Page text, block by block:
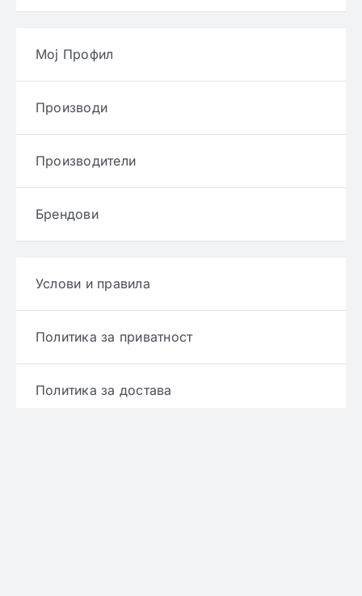
Мој Профил
Производи
Производители
Брендови
Услови и правила
Политика за приватност
Политика за достава